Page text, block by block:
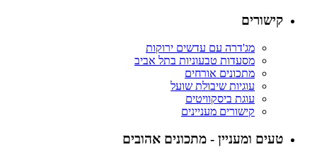
קישורים
מג'דרה עם עדשים ירוקות
מסעדות טבעוניות בתל אביב
מתכונים אורחים
עוגיות שיבולת שועל
עוגת ביסקוויטים
קישורים מעניינים
טעים ומעניין - מתכונים אהובים